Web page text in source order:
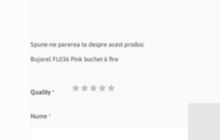
Spune-ne parerea ta despre acest produs:
Bujorel FL036 Pink buchet 6 fire
Quality
1
2
3
4
Nume